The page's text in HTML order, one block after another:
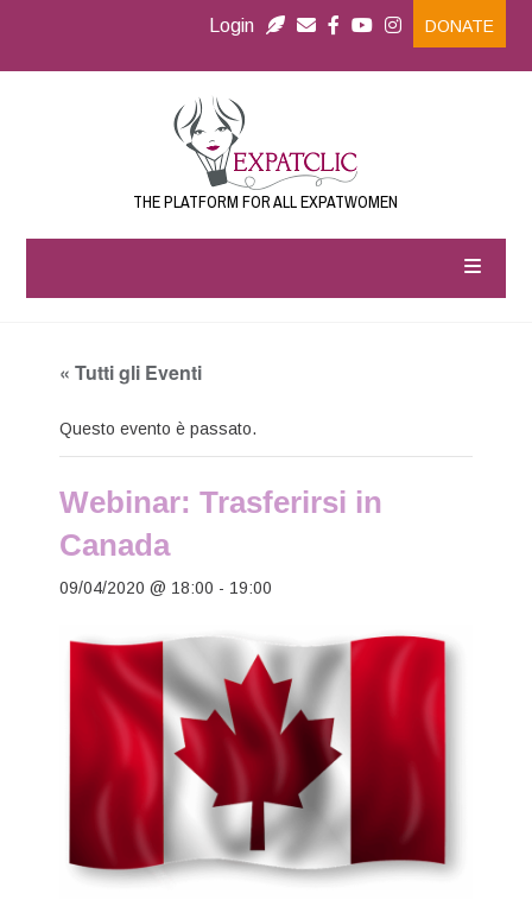
Login DONATE
THE PLATFORM FOR ALL EXPATWOMEN
« Tutti gli Eventi
Questo evento è passato.
Webinar: Trasferirsi in
Canada
09/04/2020 @ 18:00 - 19:00